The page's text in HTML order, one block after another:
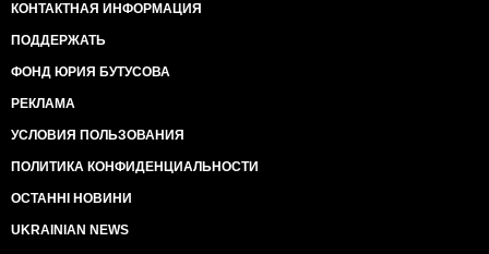
КОНТАКТНАЯ ИНФОРМАЦИЯ
ПОДДЕРЖАТЬ
ФОНД ЮРИЯ БУТУСОВА
РЕКЛАМА
УСЛОВИЯ ПОЛЬЗОВАНИЯ
ПОЛИТИКА КОНФИДЕНЦИАЛЬНОСТИ
ОСТАННІ НОВИНИ
UKRAINIAN NEWS